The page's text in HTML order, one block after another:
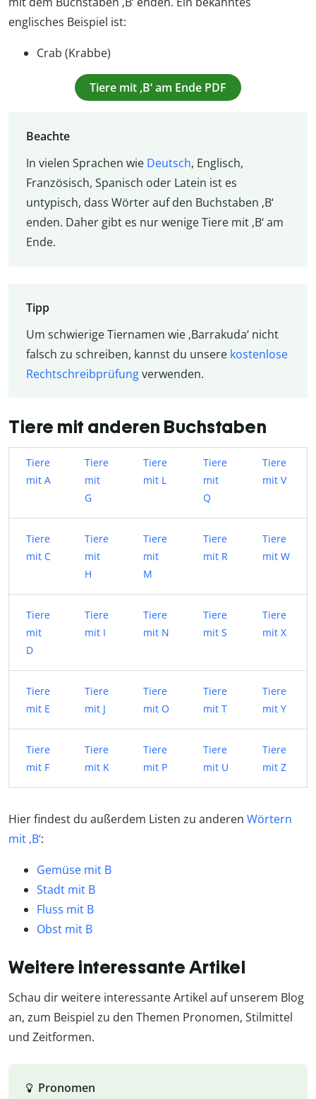
englisches Beispiel ist:
Crab (Krabbe)
Tiere mit ‚B‘ am Ende PDF
Beachte
In vielen Sprachen wie Deutsch, Englisch,
Französisch, Spanisch oder Latein ist es
untypisch, dass Wörter auf den Buchstaben ‚B‘
enden. Daher gibt es nur wenige Tiere mit ‚B‘ am
Ende.
Tipp
Um schwierige Tiernamen wie ‚Barrakuda‘ nicht
falsch zu schreiben, kannst du unsere kostenlose
Rechtschreibprüfungverwenden.
Tiere mit anderen Buchstaben
Tiere
mit A
Tiere
mit
G
Tiere
mit L
Tiere
mit
Q
Tiere
mit V
Tiere
mit C
Tiere
mit
H
Tiere
mit
M
Tiere
mit R
Tiere
mit W
Tiere
mit
D
Tiere
mit I
Tiere
mit N
Tiere
mit S
Tiere
mit X
Tiere
mit E
Tiere
mit J
Tiere
mit O
Tiere
mit T
Tiere
mit Y
Tiere
mit F
Tiere
mit K
Tiere
mit P
Tiere
mit U
Tiere
mit Z
Hier findest du außerdem Listen zu anderen Wörtern
mit ,B‘:
Gemüse mit B
Stadt mit B
Fluss mit B
Obst mit B
Weitere interessante Artikel
Schau dir weitere interessante Artikel auf unserem Blog
an, zum Beispiel zu den Themen Pronomen, Stilmittel
und Zeitformen.
Pronomen